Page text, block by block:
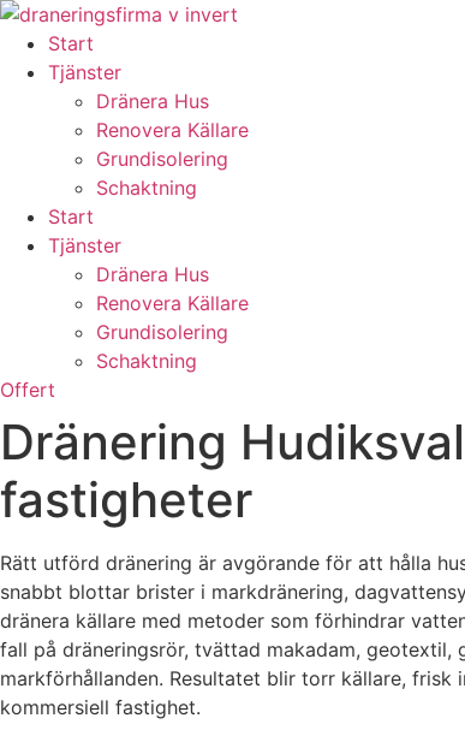
Skip
content
Start
Tjänster
Dränera Hus
Renovera Källare
Grundisolering
Schaktning
Start
Tjänster
Dränera Hus
Renovera Källare
Grundisolering
Schaktning
Offert
Dränering
fastigheter
Rätt utförd dränering är avgörande för att hålla
snabbt blottar brister i markdränering,
dränera källare med metoder som förhindrar
fall på dräneringsrör, tvättad makadam, geotextil,
markförhållanden. Resultatet blir torr källare,
kommersiell fastighet.